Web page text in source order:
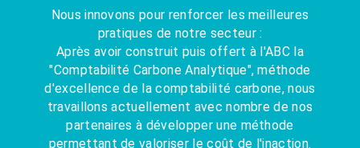
Nous innovons pour renforcer les meilleures
pratiques de notre secteur :
Après avoir construit puis offert à l'ABC la
"Comptabilité Carbone Analytique", méthode
d'excellence de la comptabilité carbone, nous
travaillons actuellement avec nombre de nos
partenaires à développer une méthode
permettant de valoriser le coût de l'inaction.